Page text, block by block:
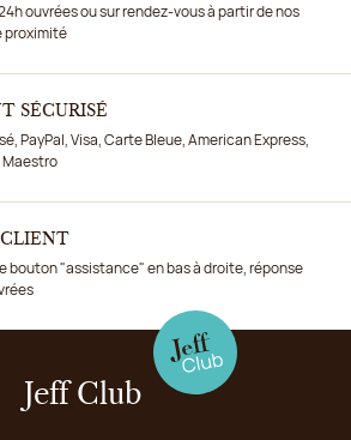
ouvrées ou sur rendez-vous à partir de nos
proximité
SÉCURISÉ
PayPal, Visa, Carte Bleue, American Express,
CLIENT
bouton "assistance" en bas à droite, réponse
Jeff Club